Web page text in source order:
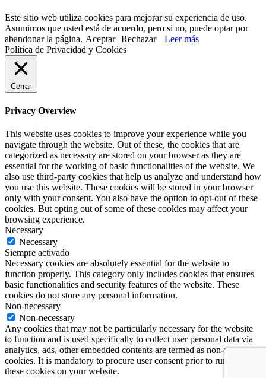
Este sitio web utiliza cookies para mejorar su experiencia de uso.
Asumimos que usted está de acuerdo, pero si no, puede optar por
abandonar la página. Aceptar Rechazar
Leer más
Política de Privacidad y Cookies
Cerrar
Privacy Overview
This website uses cookies to improve your experience while you
navigate through the website. Out of these, the cookies that are
categorized as necessary are stored on your browser as they are
essential for the working of basic functionalities of the website. We
also use third-party cookies that help us analyze and understand how
you use this website. These cookies will be stored in your browser
only with your consent. You also have the option to opt-out of these
cookies. But opting out of some of these cookies may affect your
browsing experience.
Necessary
Necessary
Siempre activado
Necessary cookies are absolutely essential for the website to
function properly. This category only includes cookies that ensures
basic functionalities and security features of the website. These
cookies do not store any personal information.
Non-necessary
Non-necessary
Any cookies that may not be particularly necessary for the website
to function and is used specifically to collect user personal data via
analytics, ads, other embedded contents are termed as non-necessary
cookies. It is mandatory to procure user consent prior to running
these cookies on your website.